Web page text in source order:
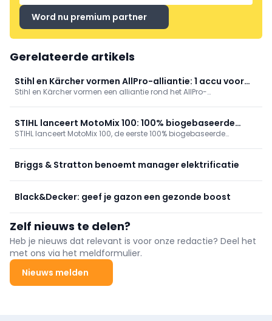
LAMOT
Word nu premium partner
Gerelateerde artikels
Stihl en Kärcher vormen AllPro-alliantie: 1 accu voor
120 pro-apparaten
Stihl en Kärcher vormen een alliantie rond het AllPro-
levert het accusysteem; Kärcher ontwikkelt apparaten. Eerste
producten in 2027.
STIHL lanceert MotoMix 100: 100% biogebaseerde
brandstof, 60% minder CO₂
STIHL lanceert MotoMix 100, de eerste 100% biogebaseerde
is ethanolvrij. Gelimiteerde Centennial Edition ter ere van 100 jaar
STIHL.
Briggs & Stratton benoemt manager elektrificatie
Black&Decker: geef je gazon een gezonde boost
Zelf nieuws te delen?
Heb je nieuws dat relevant is voor onze redactie? Deel het
met ons via het meldformulier.
Nieuws melden